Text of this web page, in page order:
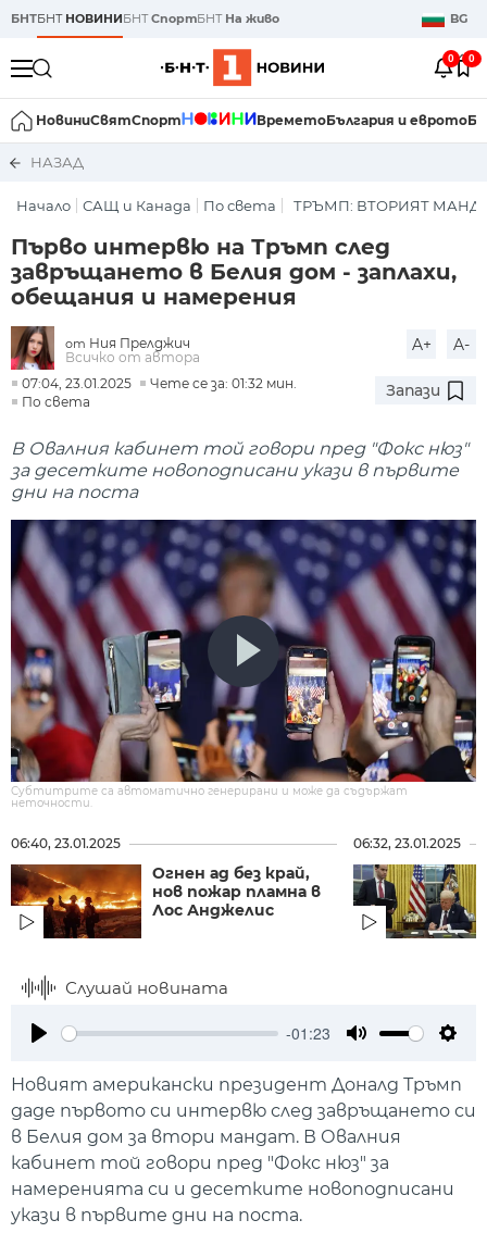
БНТБНТ НОВИНИБНТСпортБНТ На живо BG
0 0
НовиниСвятСпорт ВреметоБългария и еврото
НАЗАД
Начало САЩ и Канада По света ТРЪМП: ВТОРИЯТ
Първо интервю на Тръмп след
завръщането в Белия дом - заплахи,
обещания и намерения
от Ния Прелджич
Всичко от автора
A+ A-
07:04, 23.01.2025
Чете се за: 01:32 мин.
По света
Запази
В Овалния кабинет той говори пред "Фокс нюз"
за десетките новоподписани укази в първите
дни на поста
Субтитрите са автоматично генерирани и може да съдържат
неточности.
06:40, 23.01.2025
Огнен ад без край,
нов пожар пламна в
Лос Анджелис
06:32, 23.01.2025
Слушай новината
-01:23
Новият американски президент Доналд Тръмп
даде първото си интервю след завръщането си
в Белия дом за втори мандат. В Овалния
кабинет той говори пред "Фокс нюз" за
намеренията си и десетките новоподписани
укази в първите дни на поста.